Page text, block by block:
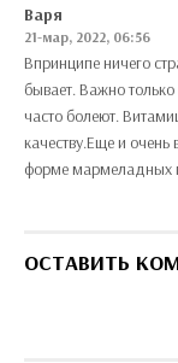
Варя
21-мар, 2022, 06:56
Впринципе ничего
бывает. Важно только
часто болеют.
качеству.Еще и
форме мармеладных
ОСТАВИТЬ